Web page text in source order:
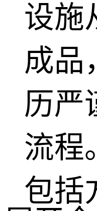
设施
成品
历严
流程
包括